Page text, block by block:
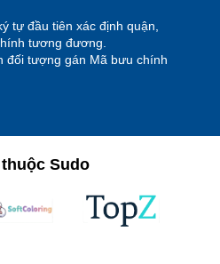
tự đầu tiên xác định quận,
tương đương.
đối tượng gán Mã bưu chính
Sudo